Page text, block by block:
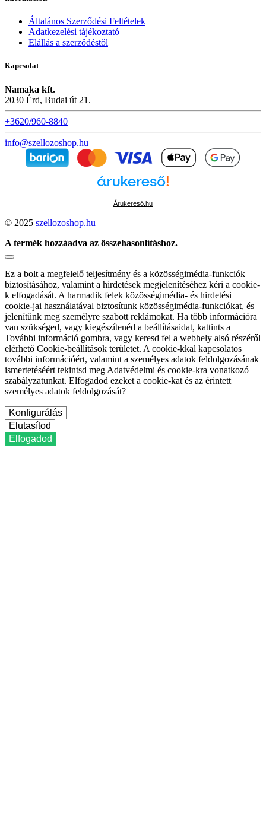
Általános Szerződési Feltételek
Adatkezelési tájékoztató
Elállás a szerződéstől
Kapcsolat
Namaka kft.
2030 Érd, Budai út 21.
+3620/960-8840
info@szellozoshop.hu
Árukereső.hu
© 2025 szellozoshop.hu
A termék hozzáadva az összehasonlításhoz.
Ez a bolt a megfelelő teljesítmény és a közösségimédia-funkciók
biztosításához, valamint a hirdetések megjelenítéséhez kéri a cookie-
k elfogadását. A harmadik felek közösségimédia- és hirdetési
cookie-jai használatával biztosítunk közösségimédia-funkciókat, és
jelenítünk meg személyre szabott reklámokat. Ha több információra
van szükséged, vagy kiegészítenéd a beállításaidat, kattints a
További információ gombra, vagy keresd fel a webhely alsó részéről
elérhető Cookie-beállítások területet. A cookie-kkal kapcsolatos
további információért, valamint a személyes adatok feldolgozásának
ismertetéséért tekintsd meg Adatvédelmi és cookie-kra vonatkozó
szabályzatunkat. Elfogadod ezeket a cookie-kat és az érintett
személyes adatok feldolgozását?
Konfigurálás
Elutasítod
Elfogadod